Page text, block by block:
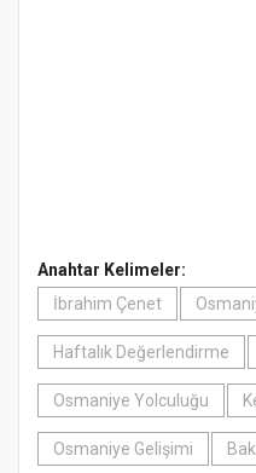
Anahtar Kelimeler:
İbrahim Çenet
Haftalık Değerlendirme
Osmaniye Yolculuğu
Osmaniye Gelişimi